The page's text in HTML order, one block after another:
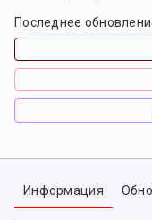
Последнее
Информация